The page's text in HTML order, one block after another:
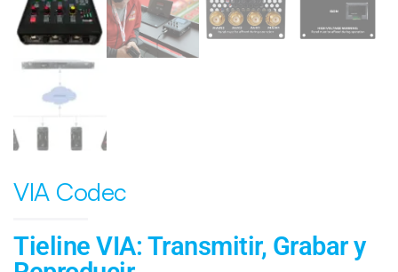
VIA Codec
Tieline VIA: Transmitir, Grabar y